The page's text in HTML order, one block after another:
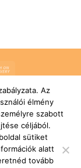
Delivery
NYILATKOZAT
byPrintroom Bt. -
Az
élmény
szabott
céljából.
sütiket
alatt
tovább